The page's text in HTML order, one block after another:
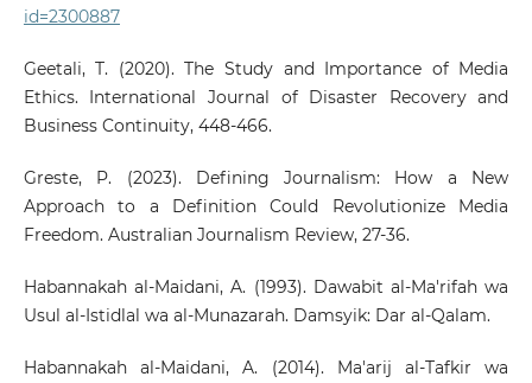
id=2300887
Geetali, T. (2020). The Study and Importance of Media
Ethics. International Journal of Disaster Recovery and
Business Continuity, 448-466.
Greste, P. (2023). Defining Journalism: How a New
Approach to a Definition Could Revolutionize Media
Freedom. Australian Journalism Review, 27-36.
Habannakah al-Maidani, A. (1993). Dawabit al-Ma'rifah wa
Usul al-Istidlal wa al-Munazarah. Damsyik: Dar al-Qalam.
Habannakah al-Maidani, A. (2014). Ma'arij al-Tafkir wa